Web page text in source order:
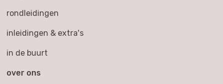
rondleidingen
inleidingen & extra's
in de buurt
over ons